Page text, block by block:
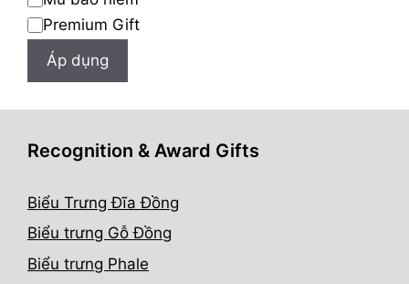
Premium Gift
Áp dụng
Recognition & Award Gifts
Biểu Trưng Đĩa Đồng
Biểu trưng Gỗ Đồng
Biểu trưng Phale